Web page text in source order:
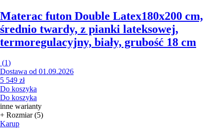
Materac futon Double Latex180x200 cm,
średnio twardy, z pianki lateksowej,
termoregulacyjny, biały, grubość 18 cm
(1)
Dostawa od 01.09.2026
5 549 zł
Do koszyka
Do koszyka
inne warianty
+ Rozmiar (5)
Karup